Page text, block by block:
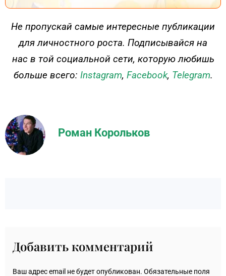
ДЕЙСТВУЙ
Не пропускай самые интересные публикации
для личностного роста. Подписывайся на
нас в той социальной сети, которую любишь
больше всего: Instagram, Facebook, Telegram.
Роман Корольков
Добавить комментарий
Ваш адрес email не будет опубликован. Обязательные поля